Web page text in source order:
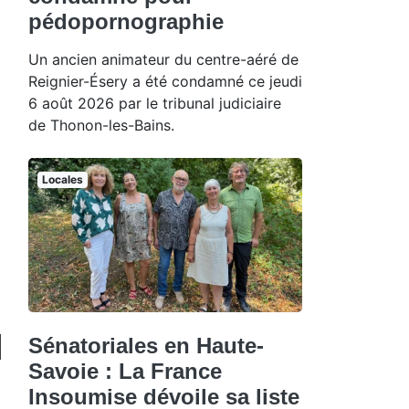
pédopornographie
Un ancien animateur du centre-aéré de
Reignier-Ésery a été condamné ce jeudi
6 août 2026 par le tribunal judiciaire
de Thonon-les-Bains.
Locales
Sénatoriales en Haute-
Savoie : La France
Insoumise dévoile sa liste